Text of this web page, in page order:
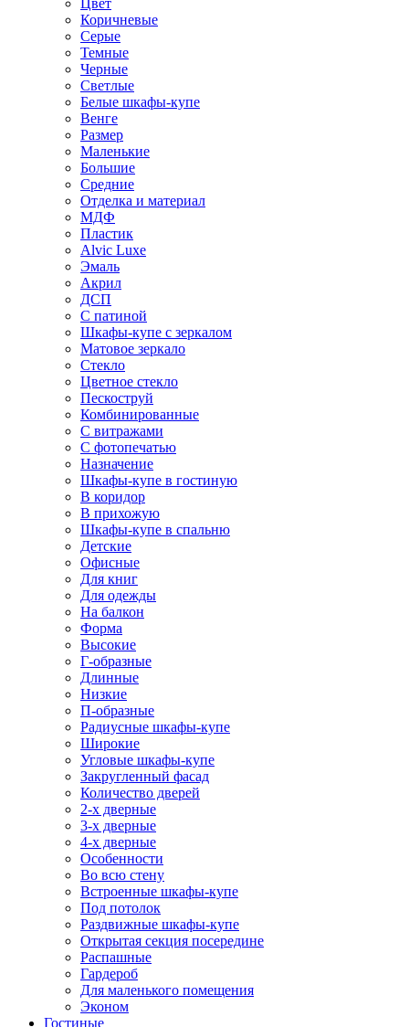
Цвет
Коричневые
Серые
Темные
Черные
Светлые
Белые шкафы-купе
Венге
Размер
Маленькие
Большие
Средние
Отделка и материал
МДФ
Пластик
Alvic Luxe
Эмаль
Акрил
ДСП
С патиной
Шкафы-купе с зеркалом
Матовое зеркало
Стекло
Цветное стекло
Пескоструй
Комбинированные
С витражами
С фотопечатью
Назначение
Шкафы-купе в гостиную
В коридор
В прихожую
Шкафы-купе в спальню
Детские
Офисные
Для книг
Для одежды
На балкон
Форма
Высокие
Г-образные
Длинные
Низкие
П-образные
Радиусные шкафы-купе
Широкие
Угловые шкафы-купе
Закругленный фасад
Количество дверей
2-х дверные
3-х дверные
4-х дверные
Особенности
Во всю стену
Встроенные шкафы-купе
Под потолок
Раздвижные шкафы-купе
Открытая секция посередине
Распашные
Гардероб
Для маленького помещения
Эконом
Гостиные